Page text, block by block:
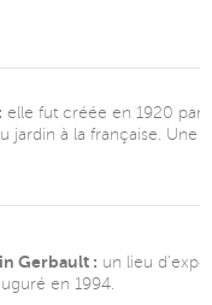
elle fut créée en 1920 par
jardin à la française. Une
Gerbault : un lieu
en 1994.